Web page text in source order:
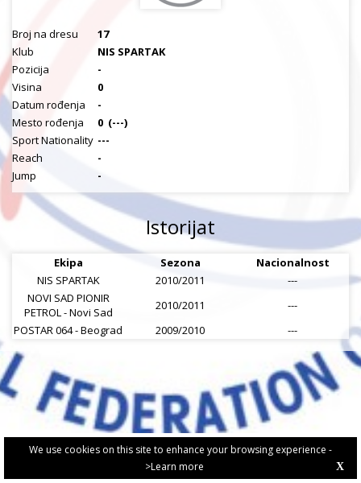
We use cookies on this site to enhance your browsing experience -
>Learn more
X
Broj na dresu
17
Klub
NIS SPARTAK
Pozicija
-
Visina
0
Datum rođenja
-
Mesto rođenja
0 (---)
Sport Nationality ---
Reach
-
Jump
-
Istorijat
Ekipa Sezona
Nacionalnost
NIS SPARTAK
2010/2011
---
NOVI SAD PIONIR
PETROL - Novi Sad
2010/2011
---
POSTAR 064 - Beograd
2009/2010 ---